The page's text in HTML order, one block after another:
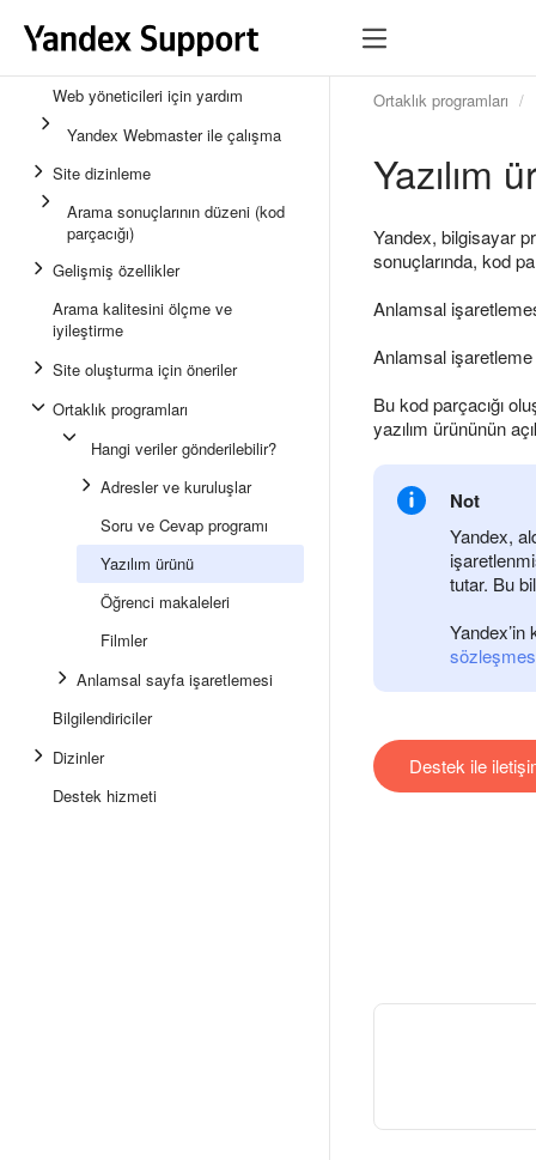
Web yöneticileri için yardım
Yandex Webmaster ile çalışma
Site dizinleme
Arama sonuçlarının düzeni (kod
parçacığı)
Gelişmiş özellikler
Arama kalitesini ölçme ve
iyileştirme
Site oluşturma için öneriler
Ortaklık programları
Hangi veriler gönderilebilir?
Adresler ve kuruluşlar
Soru ve Cevap programı
Yazılım ürünü
Öğrenci makaleleri
Filmler
Anlamsal sayfa işaretlemesi
Bilgilendiriciler
Dizinler
Destek hizmeti
Ortaklık programları
Yazılım
Yandex, bilgisayar
sonuçlarında, kod
Anlamsal
Anlamsal
Bu kod parçacığı
yazılım ürününün
Not
Yandex,
tutar. Bu
Yandex’in
Destek ile